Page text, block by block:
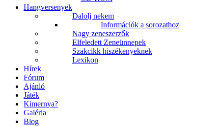
Hangversenyek
Dalolj nekem
Információk a sorozathoz
Nagy zeneszerzők
Elfeledett Zeneünnepek
Szakcikk hiszékenyeknek
Lexikon
Hírek
Fórum
Ajánló
Játék
Kimernya?
Galéria
Blog